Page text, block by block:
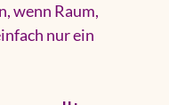
wenn Raum,
nur ein